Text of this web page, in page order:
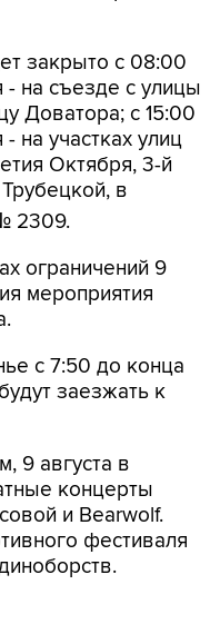
закрыто с 08:00
- на съезде с улицы
Доватора; с 15:00
на участках улиц
Октября, 3-й
в
2309.
ограничений 9
мероприятия
с 7:50 до конца
заезжать к
9 августа в
концерты
и Bearwolf.
фестиваля